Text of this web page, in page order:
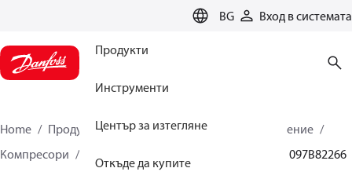
BG Вход в системата
Продукти
Инструменти
Център за изтегляне
Откъде да купите
Home Продукти
Климатични решения за отопление
Компресори
097B82266